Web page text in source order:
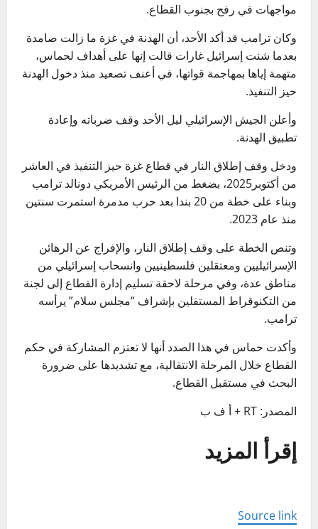
مواجهات في رفح بجنوب القطاع.
وكان ترامب قد أكد الأحد، أن الهدنة في غزة ما زالت صامدة
بعدما شنت إسرائيل غارات قالت إنها على أهداف لحماس،
متهمة إياها بمهاجمة قواتها، في أعنف تصعيد منذ دخول الهدنة
حيز التنفيذ.
وأعلن الجيش الإسرائيلي ليل الأحد وقف ضرباته وإعادة
تطبيق الهدنة.
ودخل وقف إطلاق النار في قطاع غزة حيز التنفيذ في العاشر
من أكتوبر2025، بضغط من الرئيس الأمريكي دونالد ترامب
وبناء على خطة من 20 بندا بعد حرب مدمرة استمرت سنتين
منذ عام 2023.
وتنص الخطة على وقف إطلاق النار، والإفراج عن الرهائن
الإسرائيليين ومعتقلين فلسطينيين وانسحاب إسرائيلي من
مناطق عدة، وفي مرحلة لاحقة تسليم إدارة القطاع إلى لجنة
من التكنوقراط المستقلين بإشراف “مجلس سلام” يرأسه
ترامب.
وأكدت حماس في هذا الصدد أنها لا تعتزم المشاركة في حكم
القطاع خلال المرحلة الانتقالية، مع تشديدها على ضرورة
البحث في مستقبل القطاع.
المصدر: RT + أ ف ب
إقرأ المزيد
Source link